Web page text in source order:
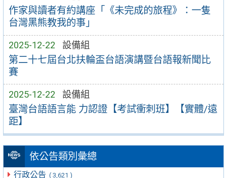
作家與讀者有約講座「《未完成的旅程》：一隻
台灣黑熊教我的事」
2025-12-22 設備組
第二十七屆台北扶輪盃台語演講暨台語報新聞比
賽
2025-12-22 設備組
臺灣台語語言能 力認證【考試衝刺班】【實體/遠
距】
依公告類別彙總
行政公告 ( 3,621 )